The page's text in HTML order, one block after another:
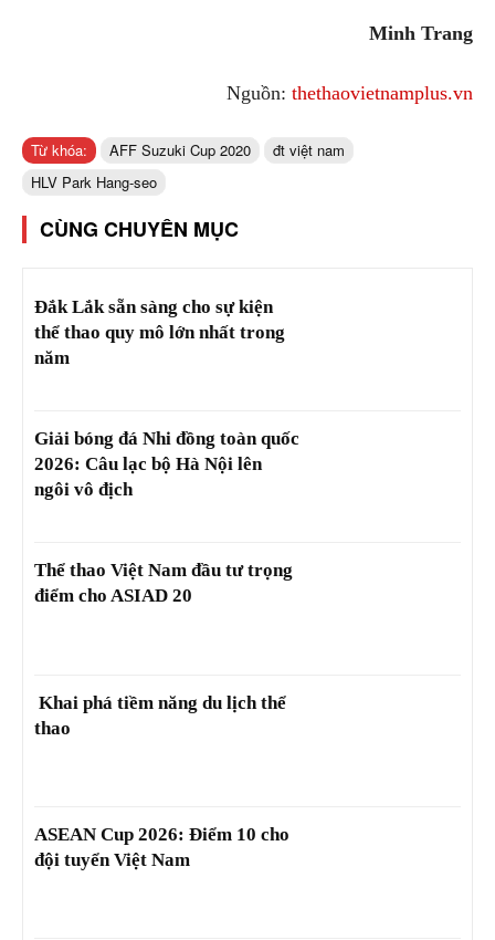
Minh Trang
Nguồn: thethaovietnamplus.vn
Từ khóa: AFF Suzuki Cup 2020
đt việt nam
HLV Park Hang-seo
CÙNG CHUYÊN MỤC
Đắk Lắk sẵn sàng cho sự kiện
thể thao quy mô lớn nhất trong
năm
Giải bóng đá Nhi đồng toàn quốc
2026: Câu lạc bộ Hà Nội lên
ngôi vô địch
Thể thao Việt Nam đầu tư trọng
điểm cho ASIAD 20
Khai phá tiềm năng du lịch thể
thao
ASEAN Cup 2026: Điểm 10 cho
đội tuyển Việt Nam